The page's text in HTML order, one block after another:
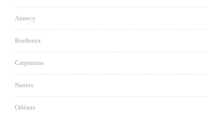
Annecy
Bordeaux
Carpentras
Nantes
Orléans